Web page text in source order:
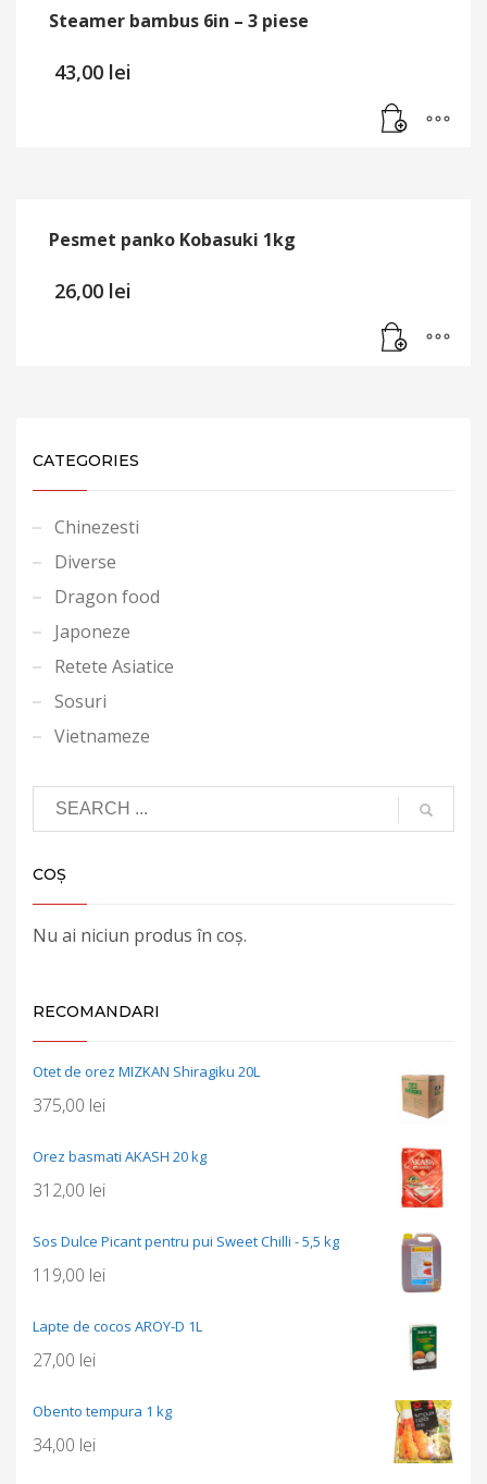
Steamer bambus 6in – 3 piese
43,00 lei
Pesmet panko Kobasuki 1kg
26,00 lei
CATEGORIES
Chinezesti
Diverse
Dragon food
Japoneze
Retete Asiatice
Sosuri
Vietnameze
COȘ
Nu ai niciun produs în coș.
RECOMANDARI
Otet de orez MIZKAN Shiragiku 20L
375,00 lei
Orez basmati AKASH 20 kg
312,00 lei
Sos Dulce Picant pentru pui Sweet Chilli - 5,5 kg
119,00 lei
Lapte de cocos AROY-D 1L
27,00 lei
Obento tempura 1 kg
34,00 lei